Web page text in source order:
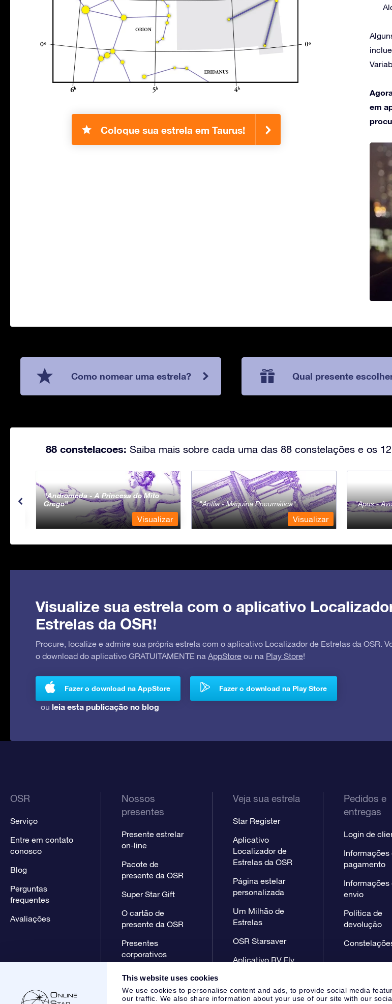
This website uses cookies
We use cookies to personalise content and ads, to provide social media
our traffic. We also share information about your use of our site with our
Coloque sua estrela em Taurus!
em
Como nomear uma estrela? Qual presente
88 constelacoes: Saiba mais sobre cada uma das 88 constelações e os
Andromeda - A Princesa do Mito
Grego
Visualizar
Antlia - Máquina Pneumática
Visualizar
Apus -
Visualize sua estrela com o aplicativo
Estrelas da OSR!
Procure, localize e admire sua própria estrela com o aplicativo Localizador de Estrelas da OSR.
o download do aplicativo GRATUITAMENTE na AppStore ou na Play Store!
Fazer o download na AppStore Fazer o download na Play Store
ou leia esta publicação no blog
OSR
Serviço
Entre em contato
conosco
Blog
Perguntas
frequentes
Avaliações
Nossos
presentes
Presente estrelar
on-line
Pacote de
presente da OSR
Super Star Gift
O cartão de
presente da OSR
Presentes
corporativos
Veja sua estrela
Star Register
Aplicativo
Localizador de
Estrelas da OSR
Página estelar
personalizada
Um Milhão de
Estrelas
OSR Starsaver
Aplicativo RV Fly
Pedidos e
entregas
Login de
Informações
pagamento
Informações
envio
Política de
devolução